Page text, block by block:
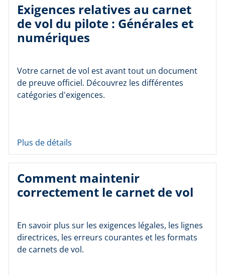
Exigences relatives au carnet
de vol du pilote : Générales et
numériques
Votre carnet de vol est avant tout un document
de preuve officiel. Découvrez les différentes
catégories d'exigences.
Plus de détails
Comment maintenir
correctement le carnet de vol
En savoir plus sur les exigences légales, les lignes
directrices, les erreurs courantes et les formats
de carnets de vol.